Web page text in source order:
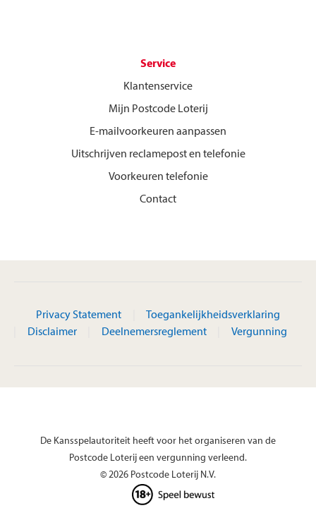
Service
Klantenservice
Mijn Postcode Loterij
E-mailvoorkeuren aanpassen
Uitschrijven reclamepost en telefonie
Voorkeuren telefonie
Contact
Privacy Statement
Toegankelijkheidsverklaring
Disclaimer
Deelnemersreglement Vergunning
De Kansspelautoriteit heeft voor het organiseren van de
Postcode Loterij een vergunning verleend.
© 2026 Postcode Loterij N.V.